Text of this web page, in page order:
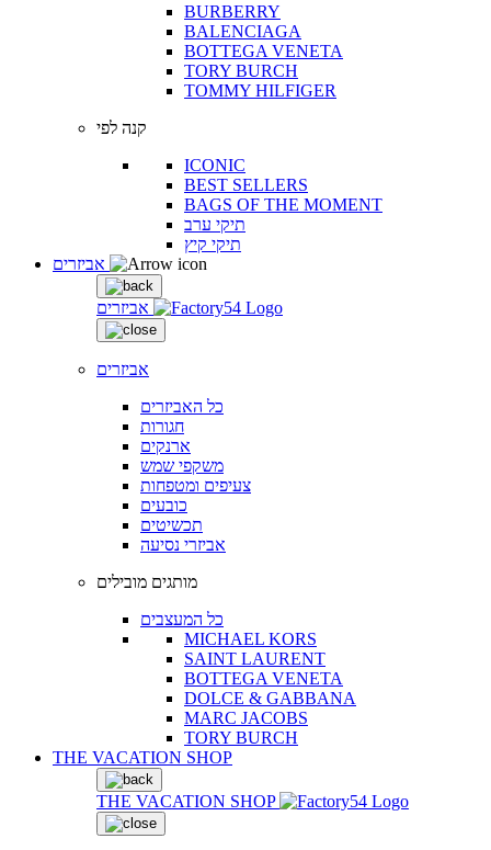
BURBERRY
BALENCIAGA
BOTTEGA VENETA
TORY BURCH
TOMMY HILFIGER
קנה לפי
ICONIC
BEST SELLERS
BAGS OF THE MOMENT
תיקי ערב
תיקי קיץ
אביזרים
אביזרים
כל האביזרים
חגורות
ארנקים
משקפי שמש
צעיפים ומטפחות
כובעים
תכשיטים
אביזרי נסיעה
מותגים מובילים
כל המעצבים
MICHAEL KORS
SAINT LAURENT
BOTTEGA VENETA
DOLCE & GABBANA
MARC JACOBS
TORY BURCH
THE VACATION SHOP
THE VACATION SHOP